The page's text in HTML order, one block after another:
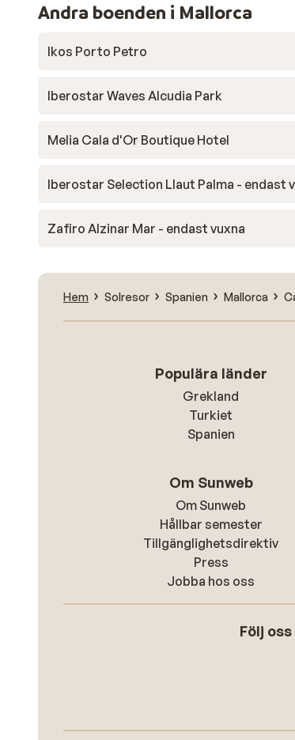
Andra boenden i Mallorca
Ikos Porto Petro
Iberostar Waves Alcudia Park
Melia Cala d'Or Boutique Hotel
Iberostar Selection Llaut Palma - endast
Zafiro Alzinar Mar - endast vuxna
Hem Solresor Spanien Mallorca
Populära länder
Grekland
Turkiet
Spanien
Om Sunweb
Om Sunweb
Hållbar semester
Tillgänglighetsdirektiv
Press
Jobba hos oss
Följ